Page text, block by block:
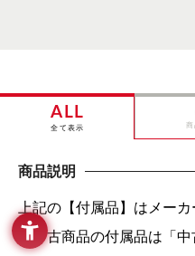
ALL
全て表示
商品説明
上記の【付属品】はメーカ
（中古商品の付属品は「